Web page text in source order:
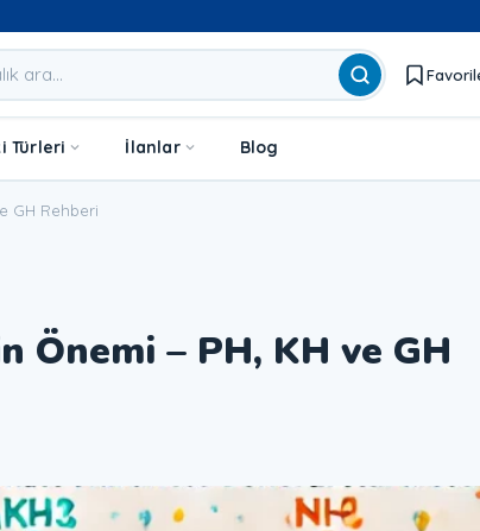
Türleri İlanlar Blog
GH Rehberi
Önemi – PH, KH ve GH